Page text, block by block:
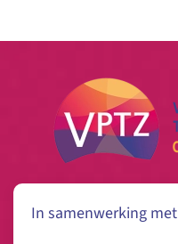
In samenwerking met